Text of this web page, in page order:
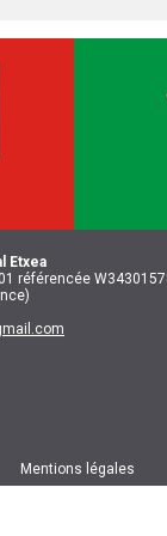
Etxea
référencée
Mentions légales